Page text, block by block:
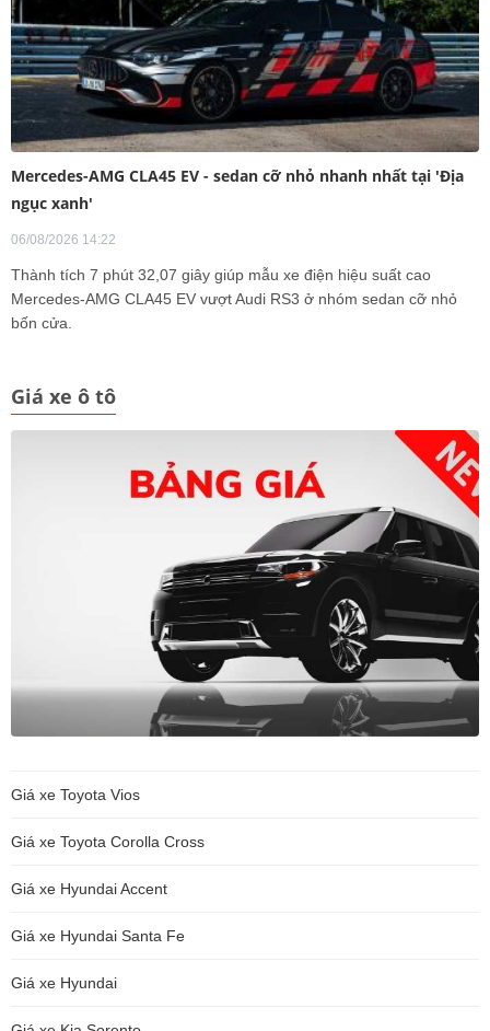
Mercedes-AMG CLA45 EV - sedan cỡ nhỏ nhanh nhất tại 'Địa
ngục xanh'
06/08/2026 14:22
Thành tích 7 phút 32,07 giây giúp mẫu xe điện hiệu suất cao
Mercedes-AMG CLA45 EV vượt Audi RS3 ở nhóm sedan cỡ nhỏ
bốn cửa.
Giá xe ô tô
Giá xe Toyota Vios
Giá xe Toyota Corolla Cross
Giá xe Hyundai Accent
Giá xe Hyundai Santa Fe
Giá xe Hyundai